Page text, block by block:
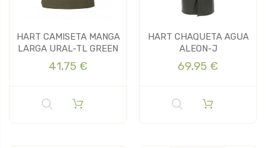
HART CAMISETA MANGA
LARGA URAL-TL GREEN
41,75 €
HART CHAQUETA AGUA
ALEON-J
69,95 €